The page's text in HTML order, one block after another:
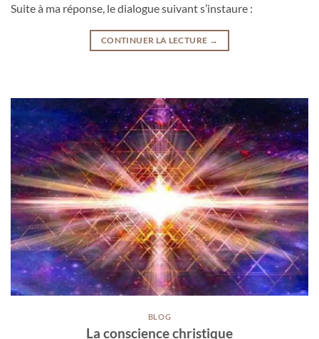
Suite à ma réponse, le dialogue suivant s’instaure :
CONTINUER LA LECTURE →
BLOG
La conscience christique